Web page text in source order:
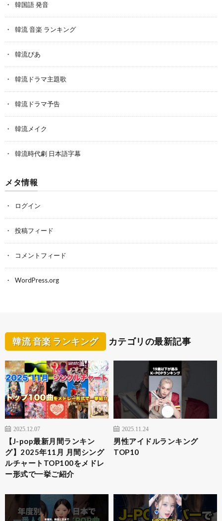
韓国語 発音
韓流 音楽 ランキング
韓流ぴあ
韓流ドラマ主題歌
韓流ドラマ予告
韓流メイク
韓流時代劇 日本語字幕
メタ情報
ログイン
投稿フィード
コメントフィード
WordPress.org
韓流 音楽 ランキング カテゴリの最新記事
2025.12.07
【J-pop最新月間ランキン
グ】2025年11月 月間シング
ルチャートTOP100をメドレ
ー形式で一挙ご紹介
2025.11.24
男性アイドルランキング
TOP10